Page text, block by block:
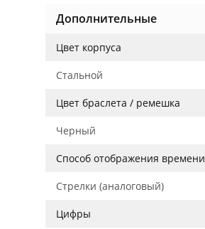
Дополнительные
Цвет корпуса
Стальной
Цвет браслета / ремешка
Черный
Способ отображения времени
Стрелки (аналоговый)
Цифры